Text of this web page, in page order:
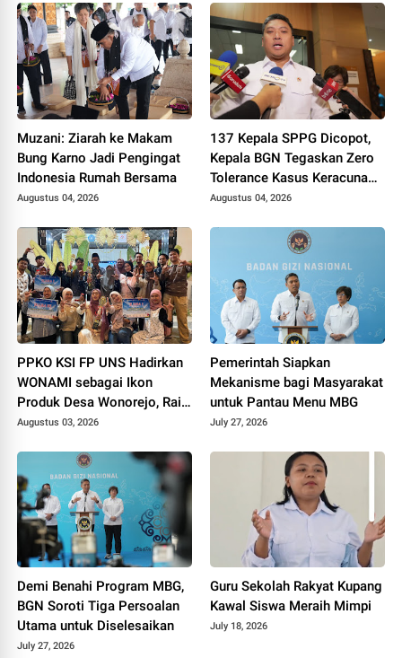
Muzani: Ziarah ke Makam
Bung Karno Jadi Pengingat
Indonesia Rumah Bersama
Augustus 04, 2026
137 Kepala SPPG Dicopot,
Kepala BGN Tegaskan Zero
Tolerance Kasus Keracunan
MBG
Augustus 04, 2026
PPKO KSI FP UNS Hadirkan
WONAMI sebagai Ikon
Produk Desa Wonorejo, Raih
Tiga Penghargaan di
Augustus 03, 2026
Pemerintah Siapkan
Mekanisme bagi Masyarakat
untuk Pantau Menu MBG
July 27, 2026
Demi Benahi Program MBG,
BGN Soroti Tiga Persoalan
Utama untuk Diselesaikan
July 27, 2026
Guru Sekolah Rakyat Kupang
Kawal Siswa Meraih Mimpi
July 18, 2026